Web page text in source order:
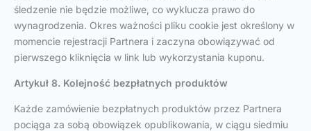
śledzenie nie będzie możliwe, co wyklucza prawo do
wynagrodzenia. Okres ważności pliku cookie jest określony w
momencie rejestracji Partnera i zaczyna obowiązywać od
pierwszego kliknięcia w link lub wykorzystania kuponu.
Artykuł 8. Kolejność bezpłatnych produktów
Każde zamówienie bezpłatnych produktów przez Partnera
pociąga za sobą obowiązek opublikowania, w ciągu siedmiu